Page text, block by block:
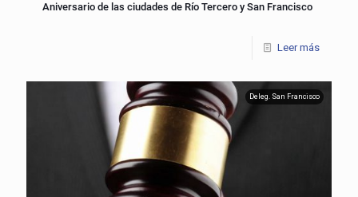
Aniversario de las ciudades de Río Tercero y San Francisco
Leer más
Deleg. San Francisco